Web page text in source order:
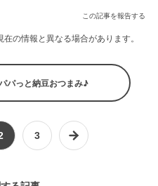
この記事を報告する
の情報と異なる場合があります。
パっと納豆おつまみ♪
3